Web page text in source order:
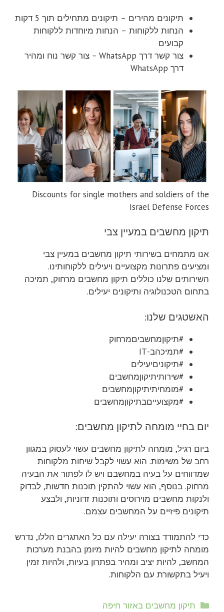
תיקונים מהירים – תיקונים מתחילים תוך 5 דקות
הנחות ללקוחות – הנחות מיוחדות ללקוחות
קבועים
צור קשר דרך WhatsApp – צור קשר נוח ומהיר
דרך WhatsApp
Discounts for single mothers and soldiers of the
Israel Defense Forces
תיקון מחשבים במעיין צבי
אנו מתמחים בשירותי תיקון מחשבים במעיין צבי
ומציעים פתרונות מקצועיים ויעילים ללקוחותינו.
השירותים שלנו כוללים תיקון מחשבים מרחוק, תמיכה
בתחום הטכנולוגיה ותיקונים יעילים.
האשטגים שלנו:
#תיקוןמחשביםמרחוק
#תמיכהב-IT
#תיקוניםיעילים
#שירותיתיקוןמחשבים
#מומחיתיתיקוןמחשבים
#מקצועייםבתיקוןמחשבים
יום בחיי מומחה לתיקון מחשבים:
ביום רגיל, מומחה לתיקון מחשבים עשוי לעסוק במגוון
רחב של משימות. הוא עשוי לקבל שיחות מלקוחות
שמדווחים על בעיה במחשבם ויש לו לפתור את הבעיה
מרחוק. בנוסף, הוא עשוי להתקין תוכנות חדשות, לבדוק
ולנקות מחשבים מוירוסים ותוכנות זדוניות, ולבצע
תיקונים פיזיים על המחשבים עצמם.
כדי להתמודד בצורה יעילה עם כל האתגרים הללו, נדרש
מומחה לתיקון מחשבים להיות מיומן בהבנת מערכות
המחשב, להיות יציב ומהיר בפתרון בעיות, ולהיות זמין
ויעיל בתקשורת עם הלקוחות.
קטגוריות
תיקון מחשבים באזור חיפה